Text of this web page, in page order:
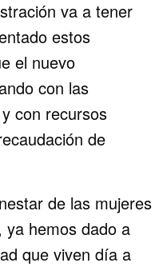
va a tener
estos
el nuevo
con las
con recursos
de
de las mujeres
ya hemos dado a
que viven día a